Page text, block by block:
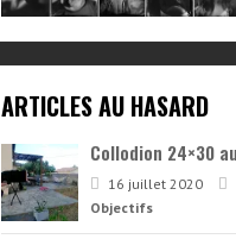
ARTICLES AU HASARD
Collodion 24×30
16 juillet 2020
Objectifs